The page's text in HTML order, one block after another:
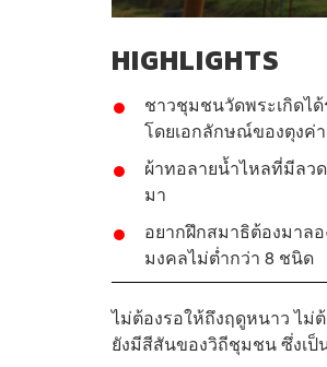
HIGHLIGHTS
ชาวชุมชนวัดพระเกิดไ
โดยเอกลักษณ์ของตุงค่
ผ้าทอลายน้ำไหลที่มีลว
มา
อยากฝึกสมาธิต้องมาล
มงคลไม่ต่ำกว่า 8 ชนิด
ไม่ต้องรอให้ถึงฤดูหนาว ไม่
ยังมีสีสันของวิถีชุมชน ซึ่งเ